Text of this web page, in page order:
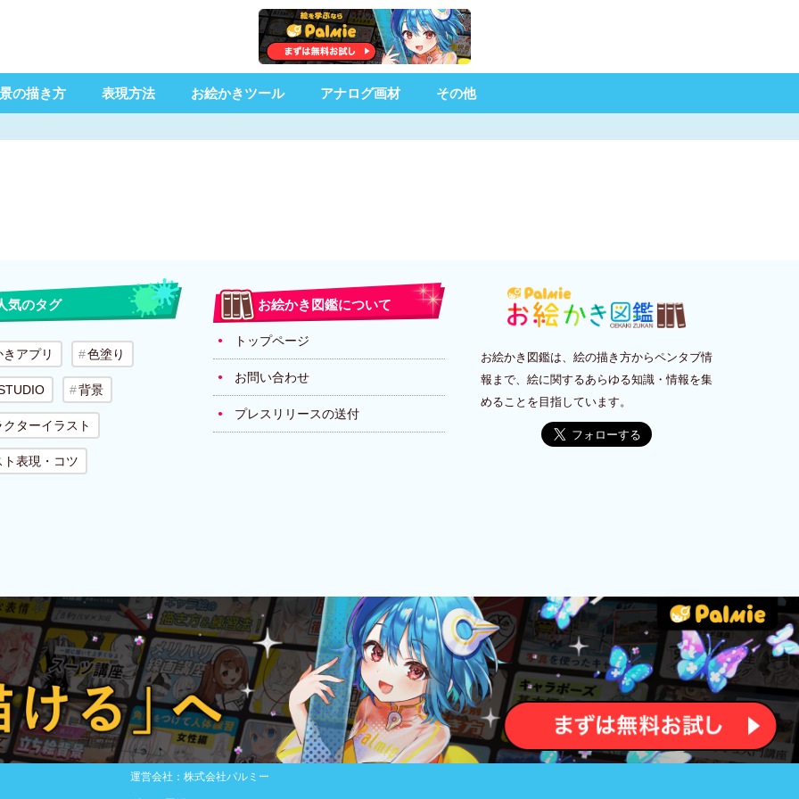
の描き方 表現方法 お絵かきツール アナログ画材 その他
気のタグ
アプリ 色塗り
背景
ターイラスト
ト表現・コツ
お絵かき図鑑について
トップページ
お問い合わせ
プレスリリースの送付
お絵かき図鑑は、絵の描き方からペンタブ情
報まで、絵に関するあらゆる知識・情報を集
めることを目指しています。
運営会社：株式会社パルミー